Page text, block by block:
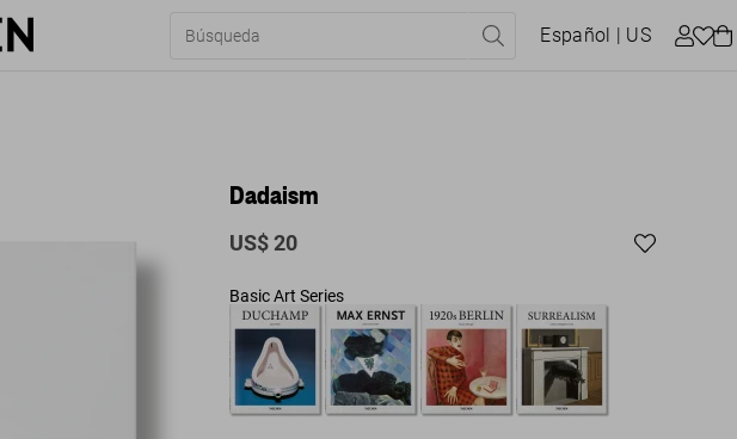
Español | US
Dadaism
US$ 20
Basic Art Series